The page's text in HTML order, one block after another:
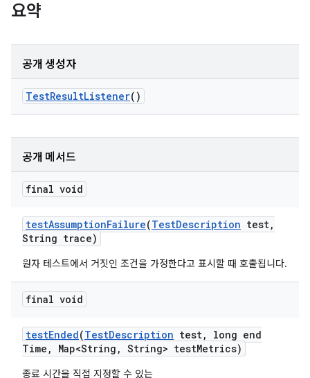
요약
공개 생성자
TestResultListener()
공개 메서드
final void
testAssumptionFailure(TestDescription test,
String trace)
원자 테스트에서 거짓인 조건을 가정한다고 표시할 때 호출됩니다.
final void
testEnded(TestDescription test,
long end
Time , Map<String , String> testMetrics)
종료 시간을 직접 지정할 수 있는